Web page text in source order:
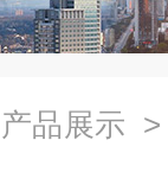
产品展示